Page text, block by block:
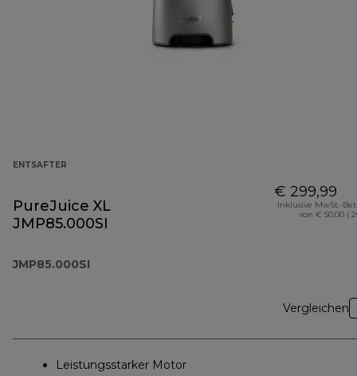
ENTSAFTER
PureJuice XL
JMP85.000SI
JMP85.000SI
€ 299,99
Inklusive MwSt.-
von € 50,00 (
Vergleichen
Leistungsstarker Motor